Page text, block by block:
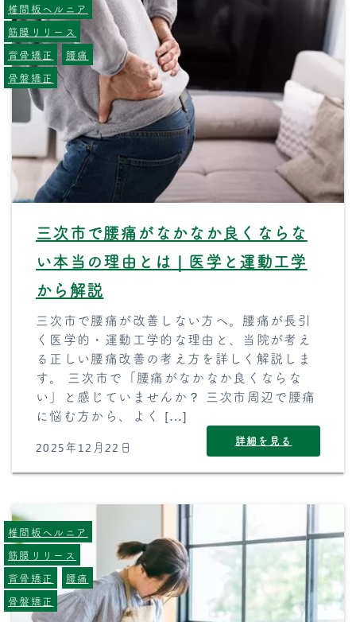
三次市で腰痛がなかなか良くならな
い本当の理由とは｜医学と運動工学
から解説
三次市で腰痛が改善しない方へ。腰痛が長引
く医学的・運動工学的な理由と、当院が考え
る正しい腰痛改善の考え方を詳しく解説しま
す。 三次市で「腰痛がなかなか良くならな
い」と感じていませんか？ 三次市周辺で腰痛
に悩む方から、よく […]
2025年12月22日 詳細を見る
椎間板ヘルニア
筋膜リリース
背骨矯正
腰痛
骨盤矯正
椎間板ヘルニア
筋膜リリース
背骨矯正
腰痛
骨盤矯正